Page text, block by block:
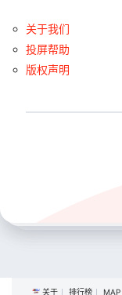
关于我们
投屏帮助
版权声明
关于 排行榜 MAP